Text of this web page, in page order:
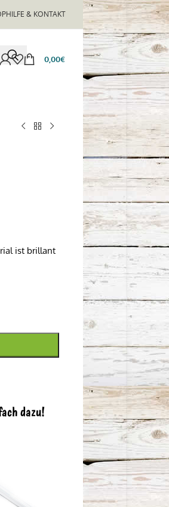
HILFE & KONTAKT
0,00€
ist brillant
dazu!